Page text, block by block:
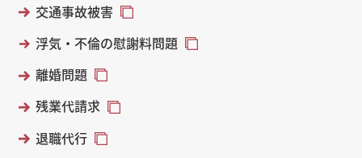
交通事故被害
浮気・不倫の慰謝料問題
離婚問題
残業代請求
退職代行